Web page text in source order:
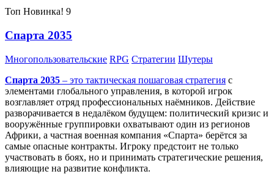
Топ Новинка! 9
Спарта 2035
Многопользовательские RPG Стратегии Шутеры
Спарта 2035 – это тактическая пошаговая стратегия с
элементами глобального управления, в которой игрок
возглавляет отряд профессиональных наёмников. Действие
разворачивается в недалёком будущем: политический кризис и
вооружённые группировки охватывают один из регионов
Африки, а частная военная компания «Спарта» берётся за
самые опасные контракты. Игроку предстоит не только
участвовать в боях, но и принимать стратегические решения,
влияющие на развитие конфликта.